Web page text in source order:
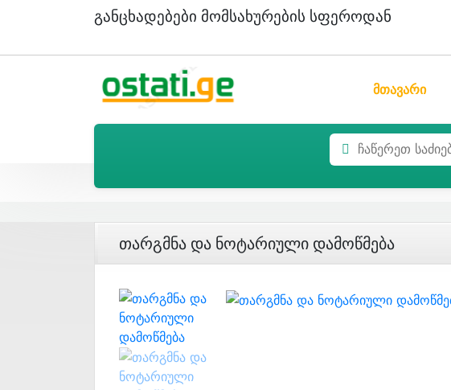
Განცხადებები Მომსახურების Სფეროდან
მთავარი
Თარგმნა Და Ნოტარიული Დამოწმება